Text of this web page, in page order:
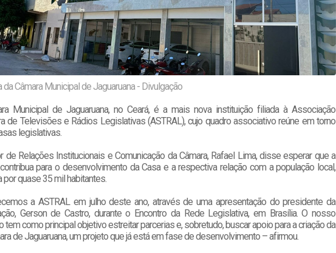
da Câmara Municipal de Jaguaruana - Divulgação
Municipal de Jaguaruana, no Ceará, é a mais nova instituição filiada à Associação
de Televisões e Rádios Legislativas (ASTRAL), cujo quadro associativo reúne em torno
legislativas.
de Relações Institucionais e Comunicação da Câmara, Rafael Lima, disse esperar que a
para o desenvolvimento da Casa e a respectiva relação com a população local,
por quase 35 mil habitantes.
a ASTRAL em julho deste ano, através de uma apresentação do presidente da
Gerson de Castro, durante o Encontro da Rede Legislativa, em Brasília. O nosso
tem como principal objetivo estreitar parcerias e, sobretudo, buscar apoio para a criação da
de Jaguaruana, um projeto que já está em fase de desenvolvimento – afirmou.